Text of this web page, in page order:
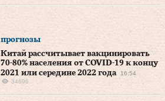
прогнозы
Китай рассчитывает вакцинировать
70-80% населения от COVID-19 к концу
2021 или середине 2022 года
16:54
34696